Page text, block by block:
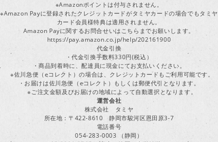
※Amazonポイントは付与されません。
※Amazon Payに登録されたクレジットカードがタミヤカードの場合でもタミヤ
カード会員様特典は適用されません。
Amazon Payに関するお問合せいはこちらまでお願いします。
https://pay.amazon.co.jp/help/202161900
代金引換
・代金引換手数料330円(税込）
・商品到着時に、配達員に現金にてお支払いください。
※佐川急便（eコレクト）の場合は、クレジットカードもご利用可能です。
・お届けは佐川急便（eコレクト）もしくは郵便代引となります。
※ご注文金額及びお届けの地域によって自動選択となります。
運営会社
株式会社 タミヤ
所在地：〒422-8610 静岡市駿河区恩田原3-7
電話番号
054-283-0003 （静岡）